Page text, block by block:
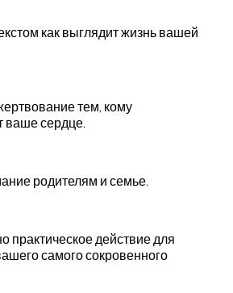
как выглядит жизнь вашей
тем, кому
ваше сердце.
родителям и семье.
практическое действие для
самого сокровенного